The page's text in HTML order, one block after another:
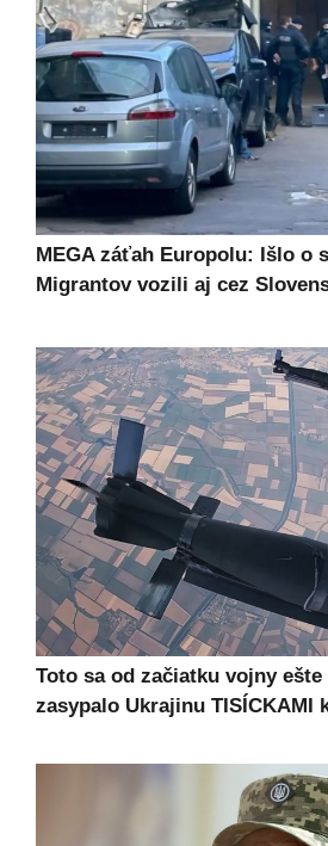
MEGA záťah Europolu: Išlo o
Migrantov vozili aj cez
Toto sa od začiatku vojny
zasypalo Ukrajinu TISÍCKAMI